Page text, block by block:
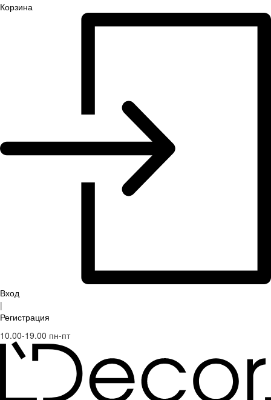
Корзина
Вход
|
Регистрация
10.00-19.00 пн-пт